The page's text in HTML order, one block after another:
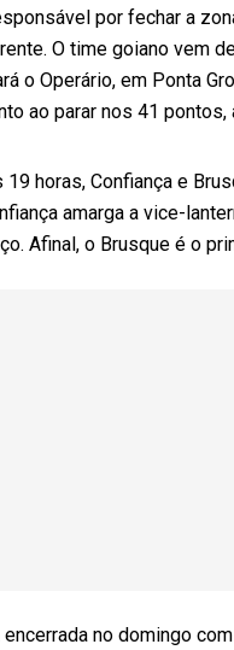
por fechar a
O time goiano vem
o Operário, em Ponta
ao parar nos 41 pontos,
19 horas, Confiança e
amarga a vice-
Afinal, o Brusque é o
no domingo